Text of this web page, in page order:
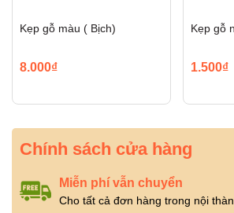
Kẹp gỗ màu ( Bịch)
8.000₫
Kẹp gỗ
1.500₫
Chính sách cửa hàng
Miễn phí vẫn chuyển
Cho tất cả đơn hàng trong nội